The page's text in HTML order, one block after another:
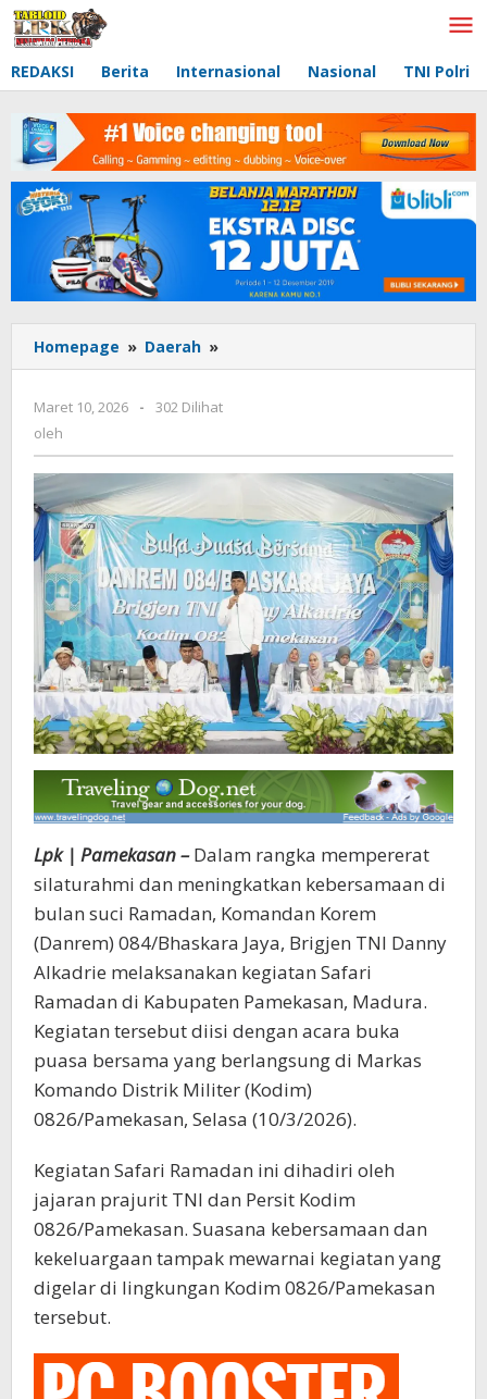
Lewati
ke
REDAKSI Berita Internasional Nasional TNI Polri
Homepage » Daerah »
ada
Maret 10, 2026 oleh
-
302 Dilihat
oleh
Lpk | Pamekasan – Dalam rangka mempererat
silaturahmi dan meningkatkan kebersamaan di
bulan suci Ramadan, Komandan Korem
(Danrem) 084/Bhaskara Jaya, Brigjen TNI Danny
Alkadrie melaksanakan kegiatan Safari
Ramadan di Kabupaten Pamekasan, Madura.
Kegiatan tersebut diisi dengan acara buka
puasa bersama yang berlangsung di Markas
Komando Distrik Militer (Kodim)
0826/Pamekasan, Selasa (10/3/2026).
Kegiatan Safari Ramadan ini dihadiri oleh
jajaran prajurit TNI dan Persit Kodim
0826/Pamekasan. Suasana kebersamaan dan
kekeluargaan tampak mewarnai kegiatan yang
digelar di lingkungan Kodim 0826/Pamekasan
tersebut.